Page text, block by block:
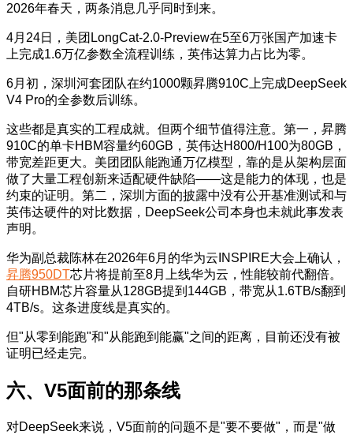
2026年春天，两条消息几乎同时到来。
4月24日，美团LongCat-2.0-Preview在5至6万张国产加速卡
上完成1.6万亿参数全流程训练，英伟达算力占比为零。
6月初，深圳河套团队在约1000颗昇腾910C上完成DeepSeek
V4 Pro的全参数后训练。
这些都是真实的工程成就。但两个细节值得注意。第一，昇腾
910C的单卡HBM容量约60GB，英伟达H800/H100为80GB，
带宽差距更大。美团团队能跑通万亿模型，靠的是从架构层面
做了大量工程创新来适配硬件缺陷——这是能力的体现，也是
约束的证明。第二，深圳方面的披露中没有公开基准测试和与
英伟达硬件的对比数据，DeepSeek公司本身也未就此事发表
声明。
华为副总裁陈林在2026年6月的华为云INSPIRE大会上确认，
昇腾950DT芯片将提前至8月上线华为云，性能较前代翻倍。
自研HBM芯片容量从128GB提到144GB，带宽从1.6TB/s翻到
4TB/s。这条进度线是真实的。
但"从零到能跑"和"从能跑到能赢"之间的距离，目前还没有被
证明已经走完。
六、V5面前的那条线
对DeepSeek来说，V5面前的问题不是"要不要做"，而是"做